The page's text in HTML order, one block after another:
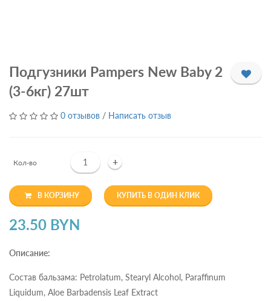
Подгузники Pampers New Baby 2
(3-6кг) 27шт
0 отзывов / Написать отзыв
Кол-во +
В КОРЗИНУ КУПИТЬ В ОДИН КЛИК
23.50 BYN
Описание:
Состав бальзама: Petrolatum, Stearyl Alcohol, Paraffinum
Liquidum, Aloe Barbadensis Leaf Extract